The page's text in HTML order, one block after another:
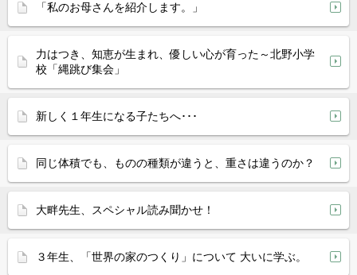
「私のお母さんを紹介します。」
力はつき、知恵が生まれ、優しい心が育った～北野小学
校「縄跳び集会」
新しく１年生になる子たちへ･･･
同じ体積でも、ものの種類が違うと、重さは違うのか？
大畔先生、スペシャル読み聞かせ！
３年生、「世界の家のつくり」について 大いに学ぶ。